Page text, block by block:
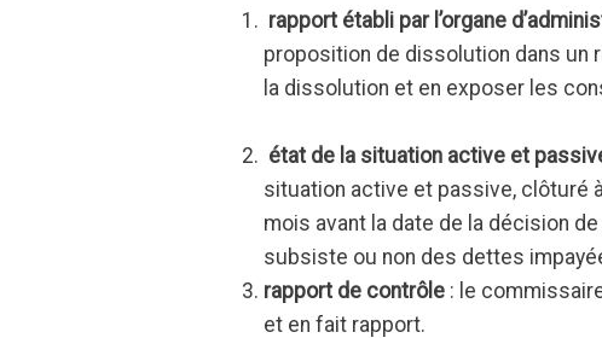
rapport établi par l’organe
proposition de dissolution dans un
la dissolution et en exposer les
état de la situation active et
situation active et passive, clôturé
mois avant la date de la décision
subsiste ou non des dettes
rapport de contrôle : le
et en fait rapport.